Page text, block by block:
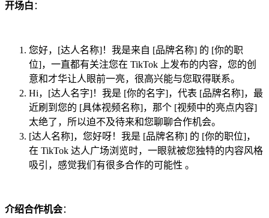
开场白 ：
您好，[达人名称]！我是来自 [品牌名称] 的 [你的职
位]，一直都有关注您在 TikTok 上发布的内容，您的创
意和才华让人眼前一亮，很高兴能与您取得联系。
Hi，[达人名字]！我是 [你的名字]，代表 [品牌名称]，最
近刷到您的 [具体视频名称]，那个 [视频中的亮点内容]
太绝了，所以迫不及待来和您聊聊合作机会。
[达人名称]，您好呀！我是 [品牌名称] 的 [你的职位]，
在 TikTok 达人广场浏览时，一眼就被您独特的内容风格
吸引，感觉我们有很多合作的可能性 。
介绍合作机会：